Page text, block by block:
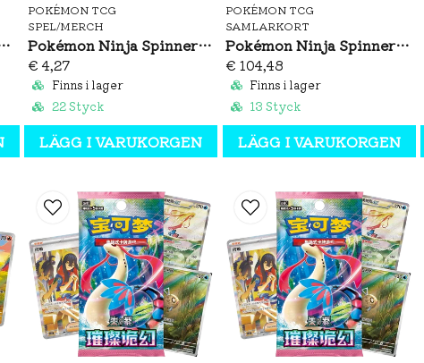
ex Booster Box
POKÉMON TCG
SPEL/MERCH
Pokémon Ninja Spinner Booster Pack (JP)
€ 4,27
Finns i lager
22 Styck
LÄGG I VARUKORGEN
POKÉMON TCG
SAMLARKORT
Pokémon Ninja Spinner Booster Box (JP)
€ 104,48
Finns i lager
13 Styck
LÄGG I VARUKORGEN